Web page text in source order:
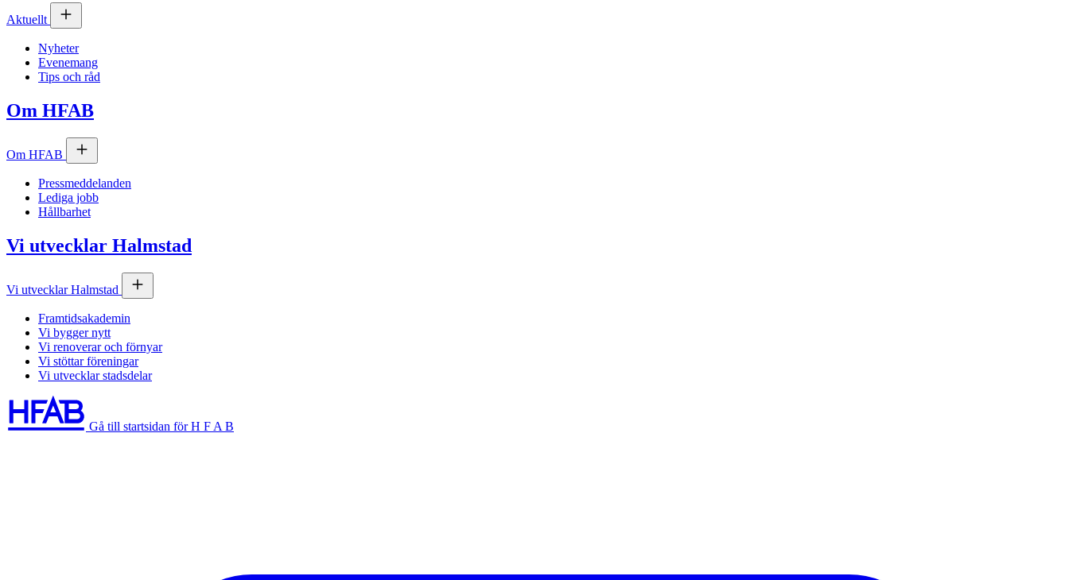
Aktuellt
Nyheter
Evenemang
Tips och råd
Om HFAB
Om HFAB
Pressmeddelanden
Lediga jobb
Hållbarhet
Vi utvecklar Halmstad
Vi utvecklar Halmstad
Framtidsakademin
Vi bygger nytt
Vi renoverar och förnyar
Vi stöttar föreningar
Vi utvecklar stadsdelar
Gå till startsidan för H F A B